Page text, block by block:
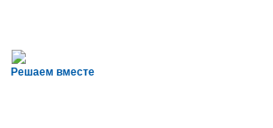
Решаем вместе